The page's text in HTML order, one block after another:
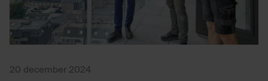
20 december 2024